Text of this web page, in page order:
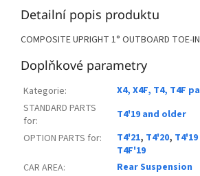
Detailní popis produktu
COMPOSITE UPRIGHT 1° OUTBOARD TOE-
Doplňkové parametry
Kategorie:
X4, X4F, T4, T4F
STANDARD PARTS
for:
T4'19 and older
OPTION PARTS for: T4'21, T4'20,
T4F'19
CAR AREA:
Rear Suspension